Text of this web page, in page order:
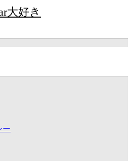
大好き
ー